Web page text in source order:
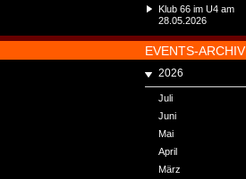
Klub 66 im U4 am
28.05.2026
EVENTS-ARCHIV
2026
Juli
Juni
Mai
April
März